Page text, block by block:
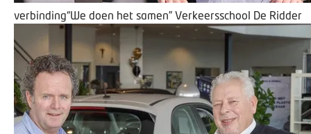
verbinding“We doen het samen” Verkeersschool De Ridder